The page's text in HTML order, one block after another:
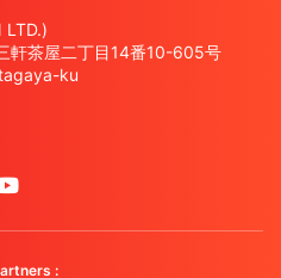
LTD.)
茶屋二丁目14番10-605号
ku
: